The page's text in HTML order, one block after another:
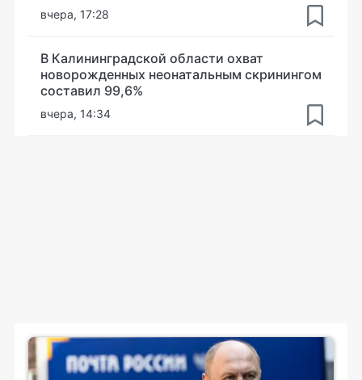
вчера, 17:28
В Калининградской области охват
новорожденных неонатальным скринингом
составил 99,6%
вчера, 14:34